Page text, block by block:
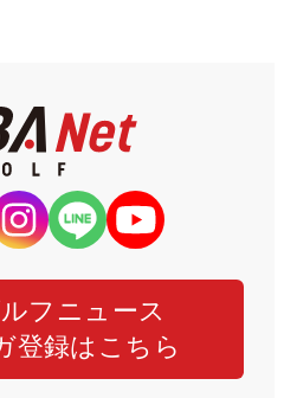
フニュース
登録はこちら